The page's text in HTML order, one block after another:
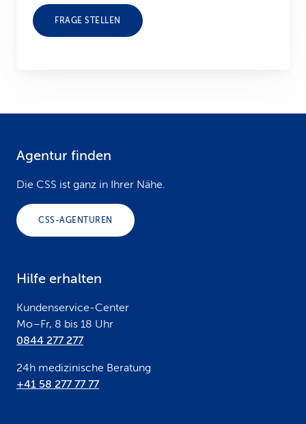
FRAGE STELLEN
Agentur finden
Die CSS ist ganz in Ihrer Nähe.
CSS-AGENTUREN
Hilfe erhalten
Kundenservice-Center
Mo–Fr, 8 bis 18 Uhr
0844 277 277
24h medizinische Beratung
+41 58 277 77 77